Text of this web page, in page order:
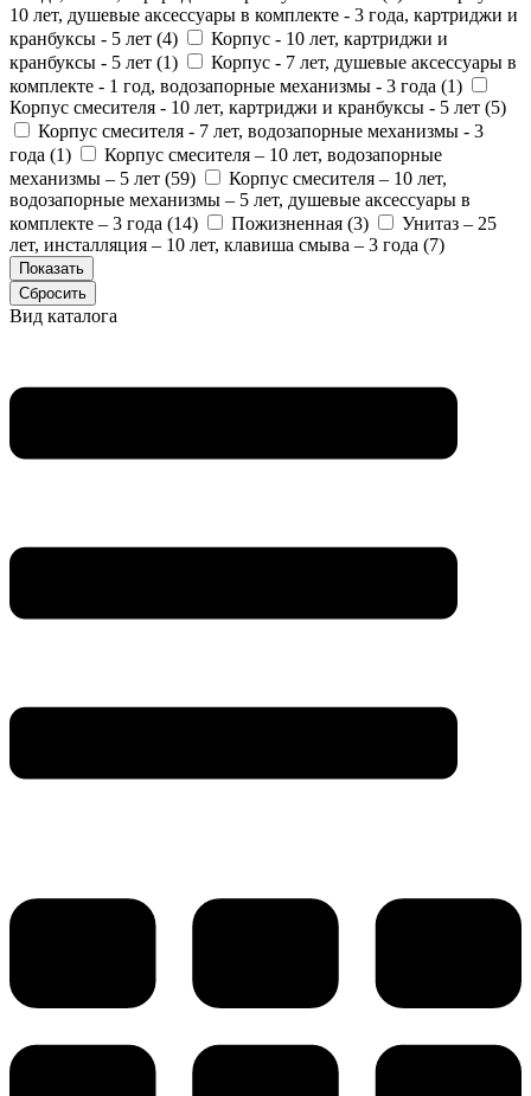
10 лет, душевые аксессуары в комплекте - 3 года, картриджи и
кранбуксы - 5 лет (4)
Корпус - 10 лет, картриджи и
кранбуксы - 5 лет (1)
Корпус - 7 лет, душевые аксессуары в
комплекте - 1 год, водозапорные механизмы - 3 года (1)
Корпус смесителя - 10 лет, картриджи и кранбуксы - 5 лет (5)
Корпус смесителя - 7 лет, водозапорные механизмы - 3
года (1)
Корпус смесителя – 10 лет, водозапорные
механизмы – 5 лет (59)
Корпус смесителя – 10 лет,
водозапорные механизмы – 5 лет, душевые аксессуары в
комплекте – 3 года (14) Пожизненная (3)
Унитаз – 25
лет, инсталляция – 10 лет, клавиша смыва – 3 года (7)
Вид каталога